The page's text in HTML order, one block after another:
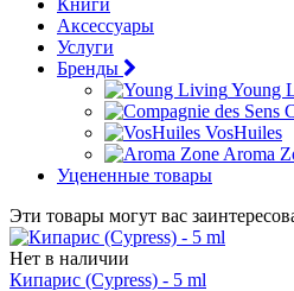
Книги
Аксессуары
Услуги
Бренды
Young
VosHuiles
Aroma
Уцененные товары
Эти товары могут вас
Нет в наличии
Кипарис (Cypress) - 5 ml